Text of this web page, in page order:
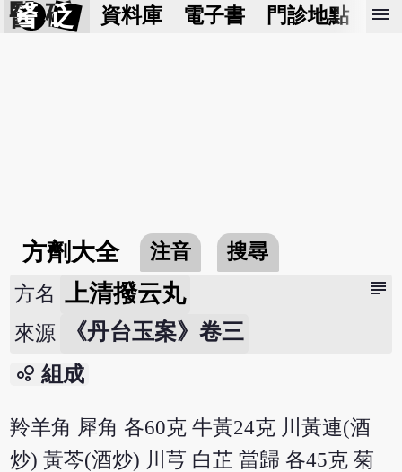
醫 砭 資料庫 電子書 門診地點 預
menu
方劑大全 注音 搜尋
subject
方名 上清撥云丸
來源 《丹台玉案》卷三
bubble_chart 組成
羚羊角 犀角 各60克 牛黃24克 川黃連(酒
炒) 黃芩(酒炒) 川芎 白芷 當歸 各45克 菊